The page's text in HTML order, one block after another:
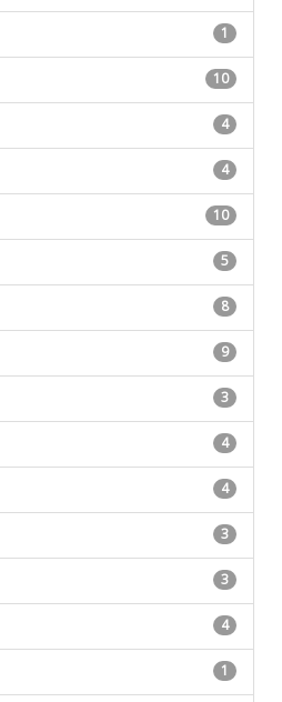
1
10
4
4
10
5
8
9
3
4
4
3
3
4
1